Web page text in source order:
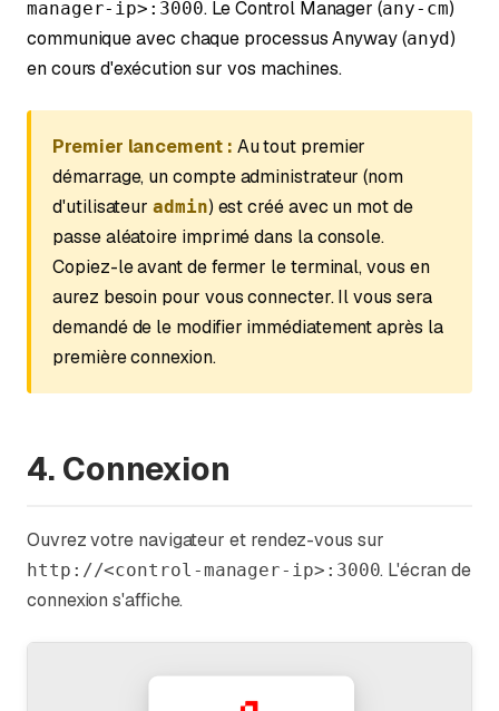
manager-ip>:3000. Le Control Manager (any-cm)
communique avec chaque processus Anyway (anyd)
en cours d'exécution sur vos machines.
Premier lancement : Au tout premier
démarrage, un compte administrateur (nom
d'utilisateuradmin) est créé avec un mot de
passe aléatoire imprimé dans la console.
Copiez-le avant de fermer le terminal, vous en
aurez besoin pour vous connecter. Il vous sera
demandé de le modifier immédiatement après la
première connexion.
4. Connexion
Ouvrez votre navigateur et rendez-vous sur
http://<control-manager-ip>:3000. L'écran de
connexion s'affiche.